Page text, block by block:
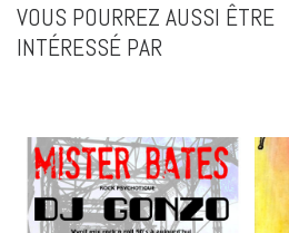
VOUS POURREZ AUSSI ÊTRE
INTÉRESSÉ PAR